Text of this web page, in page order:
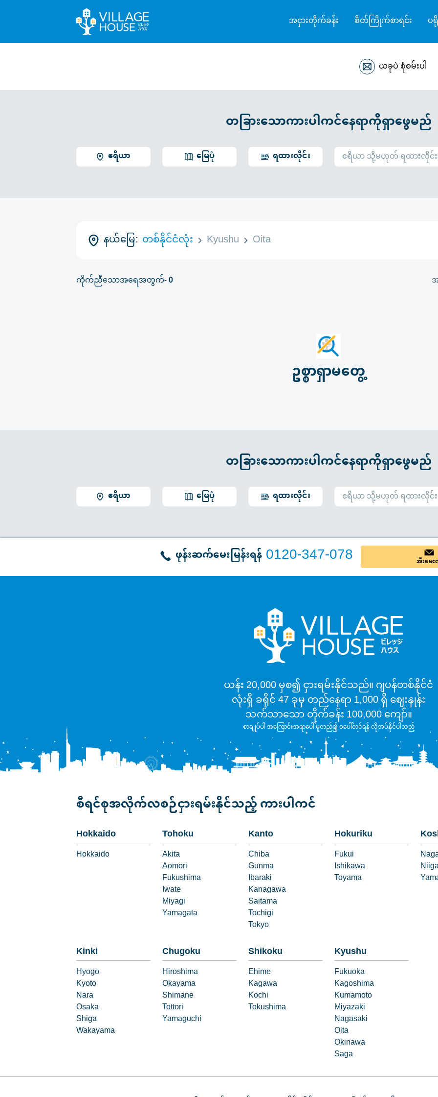
အငှားတိုက်ခန်း စိတ်ကြိုက်စာရင်း ပ
ယခုပဲ စုံစမ်းပါ
တခြားသောကားပါကင်နေရာကိုရှာဖွေမည်
ဧရိယာ မြေပုံ ရထားလိုင်း
နယ်မြေ: တစ်နိုင်ငံလုံး Kyushu Oita
ကိုက်ညီသောအရေအတွက်-0
ဥစ္စာရှာမတွေ့
တခြားသောကားပါကင်နေရာကိုရှာဖွေမည်
ဧရိယာ မြေပုံ ရထားလိုင်း
ဖုန်းဆက်မေးမြန်းရန် 0120-347-078 အီးမေ
ယန်း 20,000 မှစ၍ ငှားရမ်းနိုင်သည်။ ဂျပန်တစ်နိုင်ငံ
လုံးရှိ ခရိုင် 47 ခုမှ တည်နေရာ 1,000 ရှိ ဈေးနှုန်း
သက်သာသော တိုက်ခန်း 100,000 ကျော်။
စာချုပ်ပါ အကြောင်းအရာပေါ် မူတည်၍ စပေါ်တင်ရန် လိုအပ်နိုင်ပါသည်
စီရင်စုအလိုက်လစဉ်ငှားရမ်းနိုင်သည့် ကားပါကင်
Hokkaido
Hokkaido
Tohoku
Akita
Aomori
Fukushima
Iwate
Miyagi
Yamagata
Kanto
Chiba
Gunma
Ibaraki
Kanagawa
Saitama
Tochigi
Tokyo
Hokuriku
Fukui
Ishikawa
Toyama
Kinki
Hyogo
Kyoto
Nara
Osaka
Shiga
Wakayama
Chugoku
Hiroshima
Okayama
Shimane
Tottori
Yamaguchi
Shikoku
Ehime
Kagawa
Kochi
Tokushima
Kyushu
Fukuoka
Kagoshima
Kumamoto
Miyazaki
Nagasaki
Oita
Okinawa
Saga